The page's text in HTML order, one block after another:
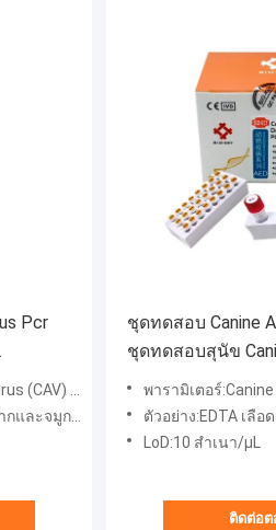
Pcr
สอบชนิด Ⅱ
ของสุนัข/สุนัข
ชุดทดสอบ Canine
ชุดทดสอบสุนัข
Polymerase DNA
พารามิเตอร์:Canine
ตัวอย่าง:EDTA เลื
LoD:10 สำเนา/μL
ติดต่อ